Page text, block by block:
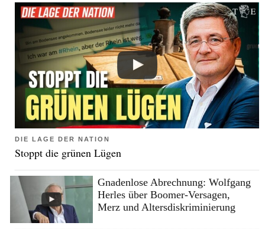
DIE LAGE DER NATION
Stoppt die grünen Lügen
Gnadenlose Abrechnung: Wolfgang
Herles über Boomer-Versagen,
Merz und Altersdiskriminierung